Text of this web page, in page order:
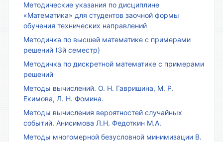
Методические указания по дисциплине
«Математика» для студентов заочной формы
обучения технических направлений
Методичка по высшей математике с примерами
решений (3й семестр)
Методичка по дискретной математике с примерами
решений
Методы вычислений. О. Н. Гавришина, М. Р.
Екимова, Л. Н. Фомина.
Методы вычисления вероятностей случайных
событий. Анисимова Л.Н. Федоткин М.А.
Методы многомерной безусловной минимизации В.